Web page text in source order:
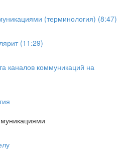
(терминология) (8:47)
(11:29)
каналов коммуникаций на